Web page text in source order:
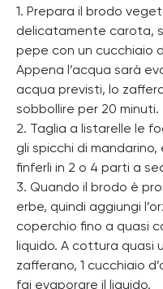
1. Prepara il brodo
delicatamente carota,
pepe con un cucchiaio
Appena l’acqua sarà
acqua previsti, lo
sobbollire per 20 minuti.
2. Taglia a listarelle le
gli spicchi di mandarino,
finferli in 2 o 4 parti a
3. Quando il brodo è
erbe, quindi aggiungi
coperchio fino a quasi
liquido. A cottura quasi
zafferano, 1 cucchiaio
fai evaporare il liquido.